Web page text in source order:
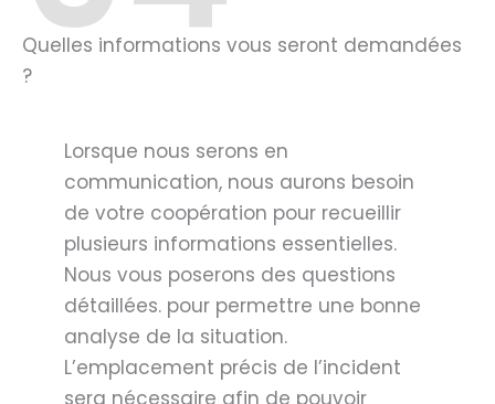
Quelles informations vous seront demandées
?
Lorsque nous serons en
communication, nous aurons besoin
de votre coopération pour recueillir
plusieurs informations essentielles.
Nous vous poserons des questions
détaillées. pour permettre une bonne
analyse de la situation.
L’emplacement précis de l’incident